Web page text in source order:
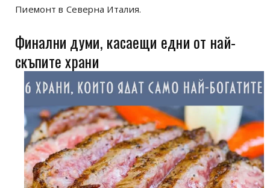
Пиемонт в Северна Италия.
Финални думи, касаещи едни от най-
скъпите храни